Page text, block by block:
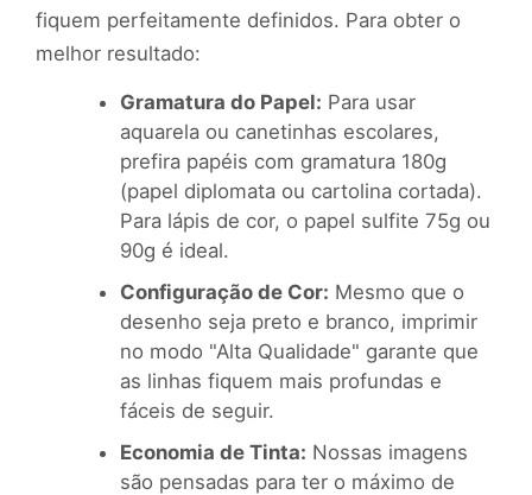
fiquem perfeitamente definidos. Para obter o
melhor resultado:
Gramatura do Papel: Para usar
aquarela ou canetinhas escolares,
prefira papéis com gramatura 180g
(papel diplomata ou cartolina cortada).
Para lápis de cor, o papel sulfite 75g ou
90g é ideal.
Configuração de Cor: Mesmo que o
desenho seja preto e branco, imprimir
no modo "Alta Qualidade" garante que
as linhas fiquem mais profundas e
fáceis de seguir.
Economia de Tinta: Nossas imagens
são pensadas para ter o máximo de